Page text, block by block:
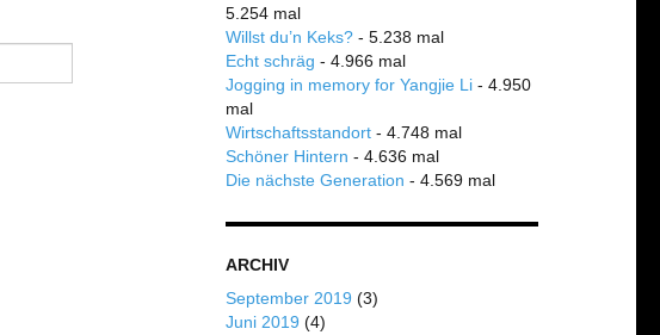
5.254 mal
Willst du’n Keks?- 5.238 mal
Echt schräg - 4.966 mal
Jogging in memory for Yangjie Li- 4.950
mal
Wirtschaftsstandort- 4.748 mal
Schöner Hintern - 4.636 mal
Die nächste Generation - 4.569 mal
ARCHIV
September 2019 (3)
Juni 2019 (4)